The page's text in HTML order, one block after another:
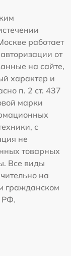
работает
от
на сайте,
характер и
п. 2 ст. 437
марки
с
не
товарных
Все виды
на
гражданском
РФ.